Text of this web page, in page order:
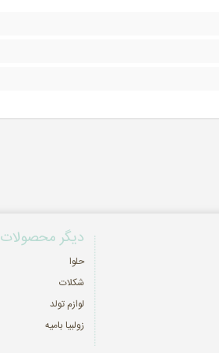
دیگر محصولات
حلوا
شکلات
لوازم تولد
زولبیا بامیه